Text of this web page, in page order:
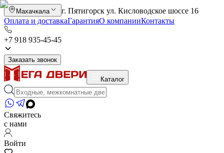
Махачкала
г. Пятигорск ул. Кисловодское шоссе 16
Оплата и доставкаГарантияО компанииКонтакты
+7 918 935-45-45
Заказать звонок
Каталог
Свяжитесь
с нами
Войти